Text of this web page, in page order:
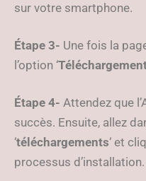
sur votre smartphone.
Étape 3- Une fois la
l’option ‘
Étape 4- Attendez que
succès. Ensuite, allez
‘téléchargements‘ et
processus d’installation.